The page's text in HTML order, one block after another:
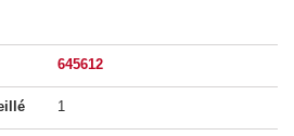
645612
1